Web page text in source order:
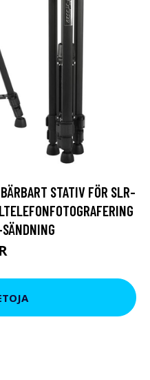
STATIV FÖR SLR-